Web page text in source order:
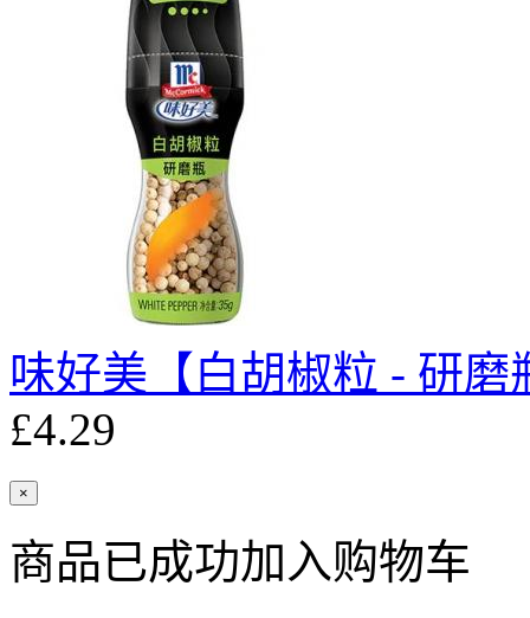
味好美【白胡椒粒 - 研磨
£4.29
×
商品已成功加入购物车